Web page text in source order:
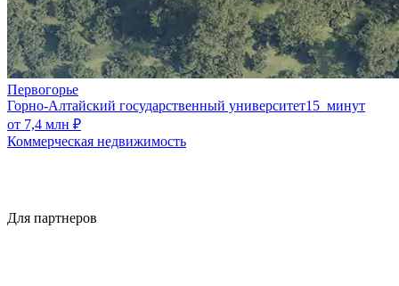
Первогорье
Горно-Алтайский государственный университет15 минут
от 7,4 млн ₽
Коммерческая недвижимость
Для партнеров